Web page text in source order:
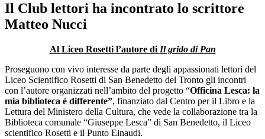
Il Club lettori ha incontrato lo scrittore
Matteo Nucci
Al Liceo Rosetti l’autore di Il grido di Pan
Proseguono con vivo interesse da parte degli appassionati lettori del
Liceo Scientifico Rosetti di San Benedetto del Tronto gli incontri
con l’autore organizzati nell’ambito del progetto “Officina Lesca: la
mia biblioteca è differente”, finanziato dal Centro per il Libro e la
Lettura del Ministero della Cultura, che vede la collaborazione tra la
Biblioteca comunale “Giuseppe Lesca” di San Benedetto, il Liceo
scientifico Rosetti e il Punto Einaudi.